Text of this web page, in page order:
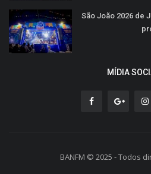
São João 2026 de
MÍDIA
BANFM © 2025 - Todos